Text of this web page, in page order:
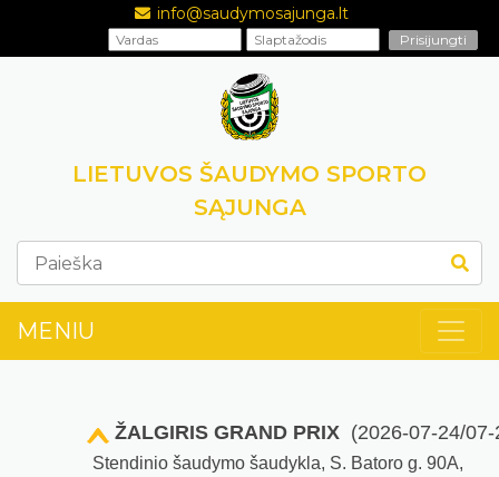
info@saudymosajunga.lt
LIETUVOS ŠAUDYMO SPORTO
SĄJUNGA
MENIU
ŽALGIRIS GRAND PRIX (2026-07-24/07-
Stendinio šaudymo šaudykla, S. Batoro g. 90A,